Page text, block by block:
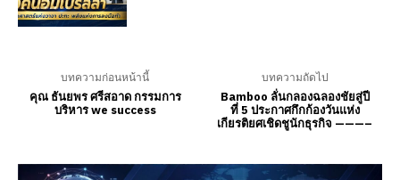
บทความก่อนหน้านี้
คุณ ธันยพร ศรีสอาด กรรมการ
บริหาร we success
บทความถัดไป
Bamboo ลั่นกลองฉลองชัยสู่ปี
ที่ 5 ประกาศกึกก้องวันแห่ง
เกียรติยศเชิดชูนักธุรกิจ ———–